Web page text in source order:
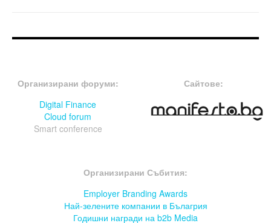
Организирани форуми:
Digital Finance
Cloud forum
Smart conference
Сайтове:
Организирани Събития:
Employer Branding Awards
Най-зелените компании в Бълагрия
Годишни награди на b2b Media